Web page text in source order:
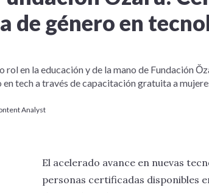
de género en
rol en la educación y de la mano de Fundación
en tech a través de capacitación gratuita a
Analyst
El acelerado avance en nuevas
personas certificadas disponibles